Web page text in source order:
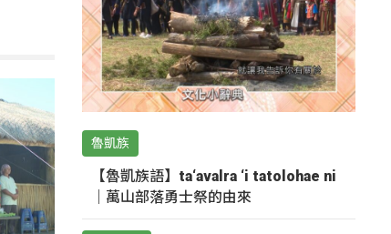
魯凱族
【魯凱族語】ta‘avalra ‘i tatolohae ni
｜萬山部落勇士祭的由來